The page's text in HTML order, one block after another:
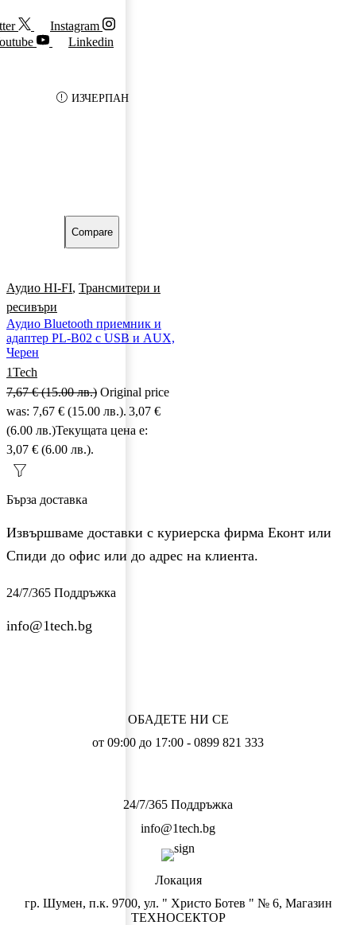
Instagram
Linkedin
ИЗЧЕРПАН
Compare
Аудио HI-FI, Трансмитери и
ресивъри
Аудио Bluetooth приемник и
адаптер PL-B02 с USB и AUX,
Черен
1Tech
7,67€ (15.00 лв.) Original price
was: 7,67 € (15.00 лв.). 3,07 €
(6.00 лв.)Текущата цена е:
3,07 € (6.00 лв.).
Бърза доставка
Извършваме доставки с куриерска фирма Еконт или
Спиди до офис или до адрес на клиента.
24/7/365 Поддръжка
info@1tech.bg
ОБАДЕТЕ НИ СЕ
от 09:00 до 17:00 - 0899 821 333
24/7/365 Поддръжка
info@1tech.bg
Локация
гр. Шумен, п.к. 9700, ул. " Христо Ботев " № 6, Магазин
ТЕХНОСЕКТОР